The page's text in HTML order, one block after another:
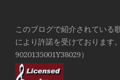
このブログで紹介されている
により許諾を受けております
9020135001Y38029）